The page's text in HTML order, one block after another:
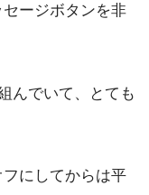
ージボタンを非
んでいて、とても
にしてからは平